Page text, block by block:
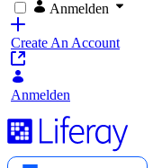
Anmelden
Create An Account
Anmelden